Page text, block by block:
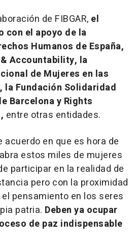
de FIBGAR, el
con el apoyo de la
Humanos de España,
Accountability, la
de Mujeres en las
Fundación Solidaridad
Barcelona y Rights
entre otras entidades.
en que es hora de
estos miles de mujeres
participar en la realidad de
pero con la proximidad
pensamiento en los seres
patria. Deben ya ocupar
de paz indispensable